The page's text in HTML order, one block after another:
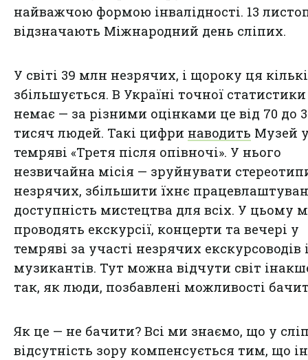
найважчою формою інвалідності. 13
відзначають Міжнародний день сліпих.
У світі 39 млн незрячих, і щороку ця
збільшується. В Україні точної статистики
немає — за різними оцінками це від 70 до
тисяч людей. Такі цифри наводить Музей
темряві «Третя після опівночі». У нього
незвичайна місія — зруйнувати
незрячих, збільшити їхнє
доступність мистецтва для всіх. У цьому
проводять екскурсії, концерти та вечері у
темряві за участі незрячих екскурсоводів
музикантів. Тут можна відчути світ
так, як люди, позбавлені можливості
Як це — не бачити? Всі ми знаємо, що у
відсутність зору компенсується тим, що